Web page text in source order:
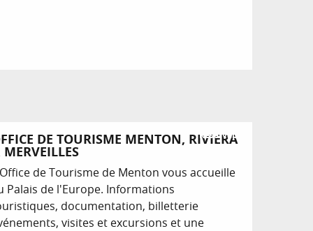
DE TOURISME MENTON, RIVIERA
de Tourisme de Menton vous accueille
Palais de l'Europe. Informations
documentation, billetterie
visites et excursions et une
Réservable